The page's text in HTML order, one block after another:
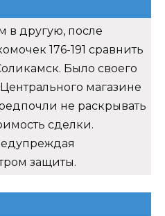
в другую, после
176-191 сравнить
Было своего
магазине
не раскрывать
сделки.
защиты.